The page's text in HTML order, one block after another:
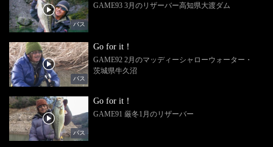
バス
GAME93 3月のリザーバー高知県大渡ダム
バス
Go for it！
GAME92 2月のマッディーシャローウォーター・
茨城県牛久沼
バス
Go for it！
GAME91 厳冬1月のリザーバー